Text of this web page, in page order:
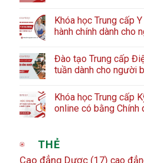
Khóa học Trung cấp
hành chính dành cho
Đào tạo Trung cấp
tuần dành cho người
Khóa học Trung cấp
online có bằng Chính
THẺ
Cao đẳng Dược(17) cao